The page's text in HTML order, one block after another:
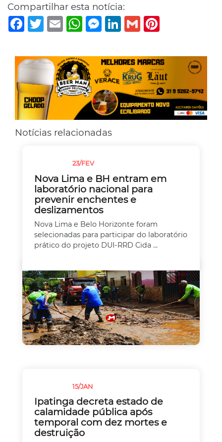
Compartilhar esta notícia:
Facebook
TwitterEmail WhatsAppMessenger
LinkedIn
Gmail
Notícias relacionadas
23/FEV
Nova Lima e BH entram em
laboratório nacional para
prevenir enchentes e
deslizamentos
Nova Lima e Belo Horizonte foram
selecionadas para participar do laboratório
prático do projeto DUI-RRD Cida ...
15/JAN
Ipatinga decreta estado de
calamidade pública após
temporal com dez mortes e
destruição